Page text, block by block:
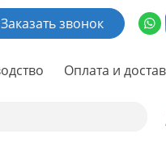
Заказать звонок
Оплата и